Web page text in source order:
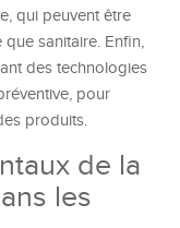
qui peuvent être
sanitaire. Enfin,
des technologies
pour
produits.
de la
les